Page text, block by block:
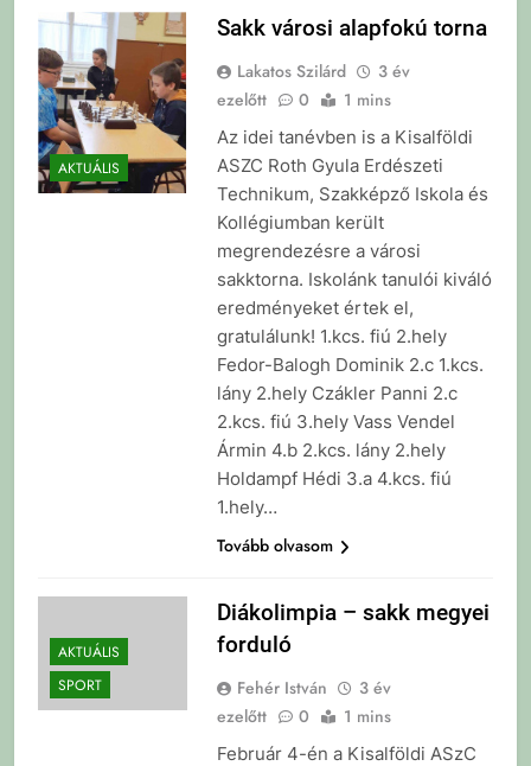
AKTUÁLIS
Sakk városi alapfokú torna
Lakatos Szilárd
3 év
ezelőtt
0 1 mins
Az idei tanévben is a Kisalföldi
ASZC Roth Gyula Erdészeti
Technikum, Szakképző Iskola és
Kollégiumban került
megrendezésre a városi
sakktorna. Iskolánk tanulói kiváló
eredményeket értek el,
gratulálunk! 1.kcs. fiú 2.hely
Fedor-Balogh Dominik 2.c 1.kcs.
lány 2.hely Czákler Panni 2.c
2.kcs. fiú 3.hely Vass Vendel
Ármin 4.b 2.kcs. lány 2.hely
Holdampf Hédi 3.a 4.kcs. fiú
1.hely…
Tovább olvasom
AKTUÁLIS
SPORT
Diákolimpia – sakk megyei
forduló
Fehér István
3 év
ezelőtt
0 1 mins
Február 4-én a Kisalföldi ASzC